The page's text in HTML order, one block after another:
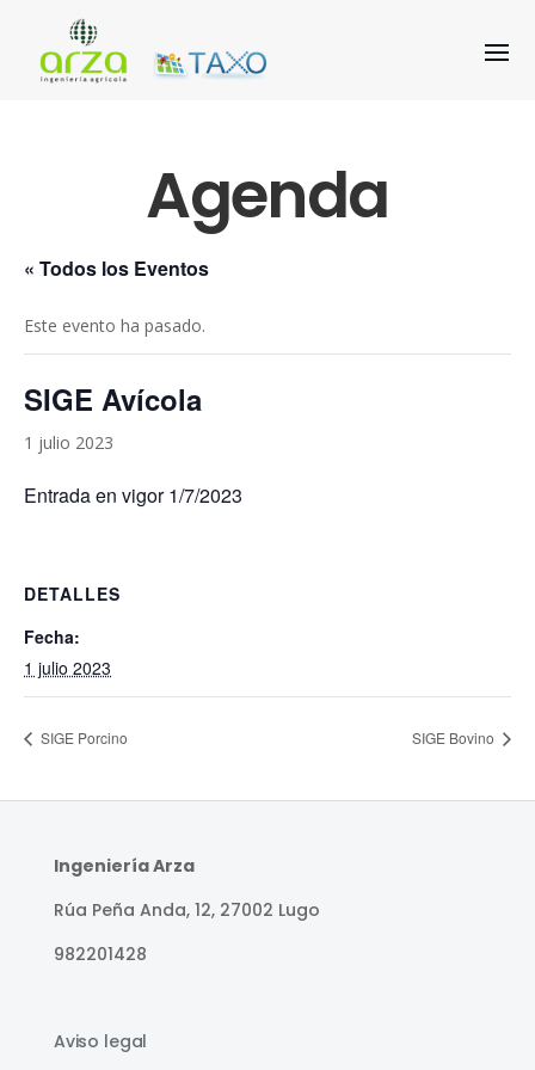
Agenda
« Todos los Eventos
Este evento ha pasado.
SIGE Avícola
1 julio 2023
Entrada en vigor 1/7/2023
DETALLES
Fecha:
1 julio 2023
SIGE Porcino SIGE Bovino
Ingeniería Arza
Rúa Peña Anda, 12, 27002 Lugo
982201428
Aviso legal